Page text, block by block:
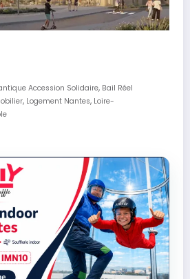
Accession Solidaire, Bail Réel
, Logement Nantes, Loire-